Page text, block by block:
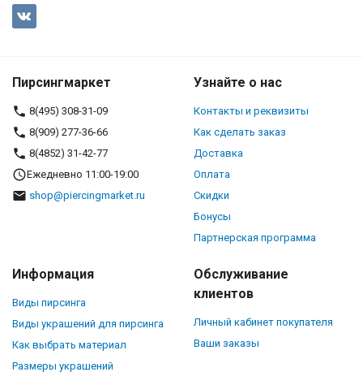
Пирсингмаркет
8(495) 308-31-09
8(909) 277-36-66
8(4852) 31-42-77
Ежедневно 11:00-19:00
shop@piercingmarket.ru
Узнайте о нас
Контакты и реквизиты
Как сделать заказ
Доставка
Оплата
Скидки
Бонусы
Партнерская программа
Информация
Виды пирсинга
Виды украшений для пирсинга
Как выбрать материал
Размеры украшений
Обслуживание
клиентов
Личный кабинет покупателя
Ваши заказы